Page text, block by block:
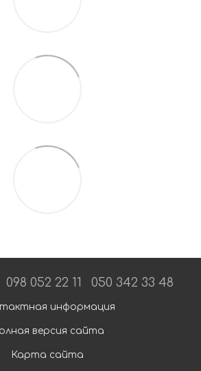
098 052 22 11 050 342 33 48
информация
версия сайта
Карта сайта